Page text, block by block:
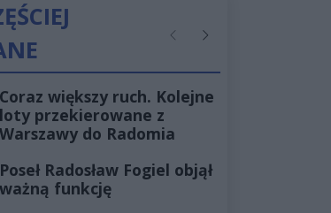
PoprzednieNastępne
Coraz większy ruch. Kolejne
loty przekierowane z
Warszawy do Radomia
Poseł Radosław Fogiel objął
ważną funkcję